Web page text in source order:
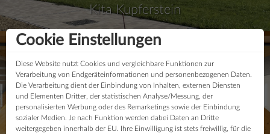
Kita Kupferstein
Cookie Einstellungen
Diese Website nutzt Cookies und vergleichbare Funktionen zur
Verarbeitung von Endgeräteinformationen und personenbezogenen Daten.
Die Verarbeitung dient der Einbindung von Inhalten, externen Diensten
und Elementen Dritter, der statistischen Analyse/Messung, der
personalisierten Werbung oder des Remarketings sowie der Einbindung
sozialer Medien. Je nach Funktion werden dabei Daten an Dritte
weitergegeben innerhalb der EU. Ihre Einwilligung ist stets freiwillig, für die